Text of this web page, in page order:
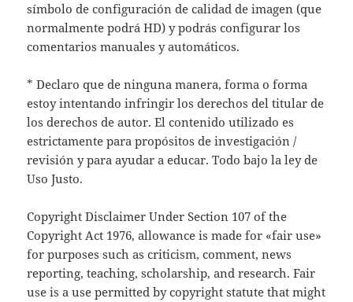
símbolo de configuración de calidad de imagen (que
normalmente podrá HD) y podrás configurar los
comentarios manuales y automáticos.
* Declaro que de ninguna manera, forma o forma
estoy intentando infringir los derechos del titular de
los derechos de autor. El contenido utilizado es
estrictamente para propósitos de investigación /
revisión y para ayudar a educar. Todo bajo la ley de
Uso Justo.
Copyright Disclaimer Under Section 107 of the
Copyright Act 1976, allowance is made for «fair use»
for purposes such as criticism, comment, news
reporting, teaching, scholarship, and research. Fair
use is a use permitted by copyright statute that might